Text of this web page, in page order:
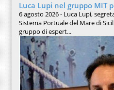
Luca Lupi nel gruppo MIT
6 agosto 2026 - Luca Lupi,
Sistema Portuale del Mare di
gruppo di espert...